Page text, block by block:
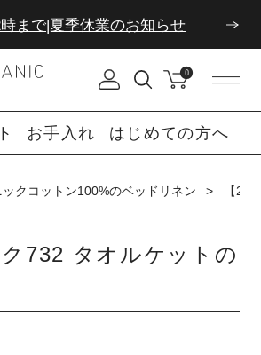
まで|夏季休業のお知らせ
まで|夏季休業のお知らせ
0
お手入れ はじめての方へ
ックコットン100%のベッドリネン 【
732 タオルケットの